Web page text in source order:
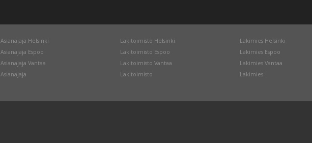
Asianajaja Helsinki
Asianajaja Espoo
Asianajaja Vantaa
Asianajaja
Lakitoimisto Helsinki
Lakitoimisto Espoo
Lakitoimisto Vantaa
Lakitoimisto
Lakimies Helsinki
Lakimies Espoo
Lakimies Vantaa
Lakimies